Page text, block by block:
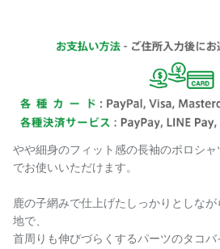
やや細身のフィット感の長袖のポロシ
でお使いいただけます。
鹿の子網みで仕上げたしっかりとしな
地で、
首周りも伸びづらくするパーツのタコ